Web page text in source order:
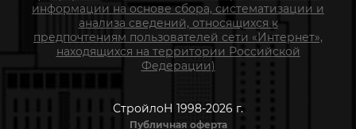
информации на основе сбора, систематизации и
анализа сведений, относящихся к
предпочтениям пользователей сети «Интернет»,
находящихся на территории Российской
Федерации)
СтройлоН 1998-2026 г.
Публичная оферта